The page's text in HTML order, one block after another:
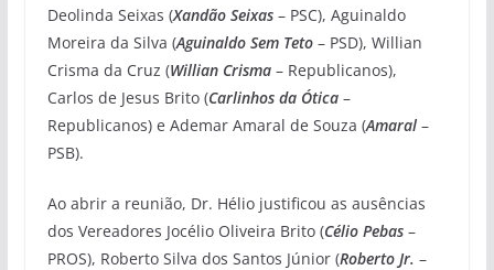
Deolinda Seixas (Xandão Seixas– PSC), Aguinaldo
Moreira da Silva (Aguinaldo Sem Teto– PSD), Willian
Crisma da Cruz (Willian Crisma– Republicanos),
Carlos de Jesus Brito (Carlinhos da Ótica–
Republicanos) e Ademar Amaral de Souza (Amaral–
PSB).
Ao abrir a reunião, Dr. Hélio justificou as ausências
dos Vereadores Jocélio Oliveira Brito (Célio Pebas–
PROS), Roberto Silva dos Santos Júnior (Roberto Jr. –